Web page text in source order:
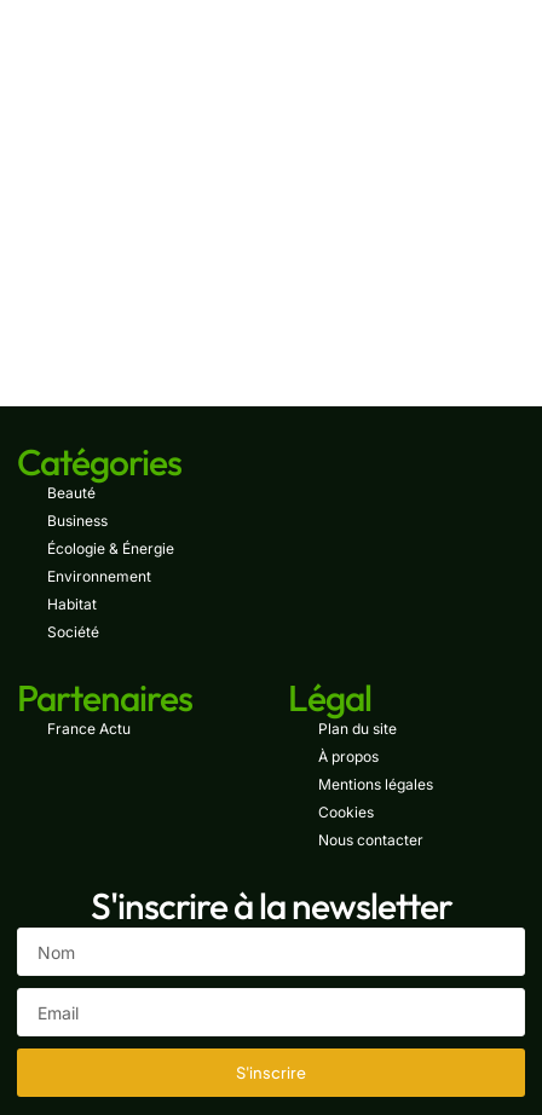
Catégories
Beauté
Business
Écologie & Énergie
Environnement
Habitat
Société
Partenaires
France Actu
Légal
Plan du site
À propos
Mentions légales
Cookies
Nous contacter
S'inscrire à la newsletter
S'inscrire